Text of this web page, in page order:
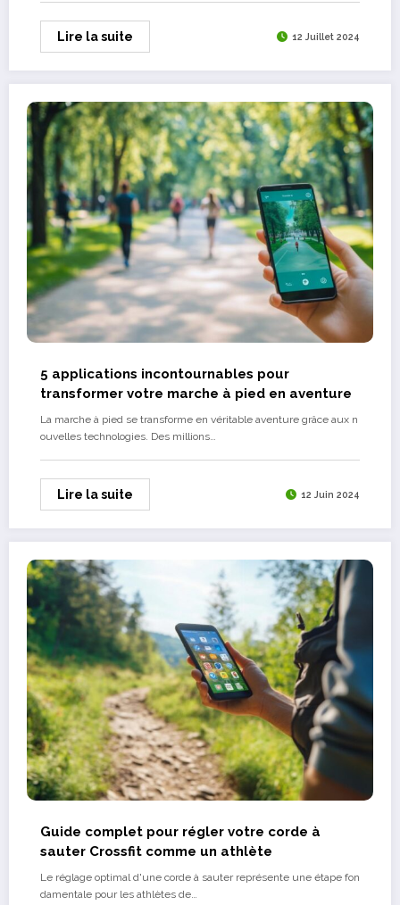
Lire la suite 12 Juillet 2024
5 applications incontournables pour
transformer votre marche à pied en aventure
La marche à pied se transforme en véritable aventure grâce aux n
ouvelles technologies. Des millions…
Lire la suite 12 Juin 2024
Guide complet pour régler votre corde à
sauter Crossfit comme un athlète
Le réglage optimal d'une corde à sauter représente une étape fon
damentale pour les athlètes de…